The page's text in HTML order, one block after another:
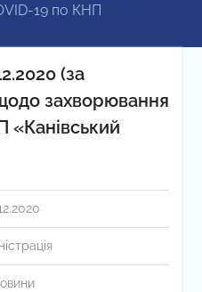
19 по КНП
(за
захворювання
«Канівський